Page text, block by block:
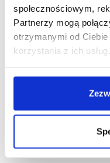
społecznościowym,
Partnerzy mogą
otrzymanymi od
korzystania z ich usług.